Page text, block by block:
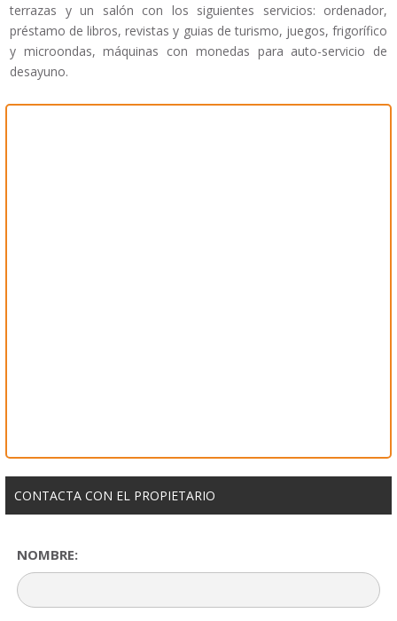
terrazas y un salón con los siguientes servicios: ordenador,
préstamo de libros, revistas y guias de turismo, juegos, frigorífico
y microondas, máquinas con monedas para auto-servicio de
desayuno.
CONTACTA CON EL PROPIETARIO
NOMBRE: